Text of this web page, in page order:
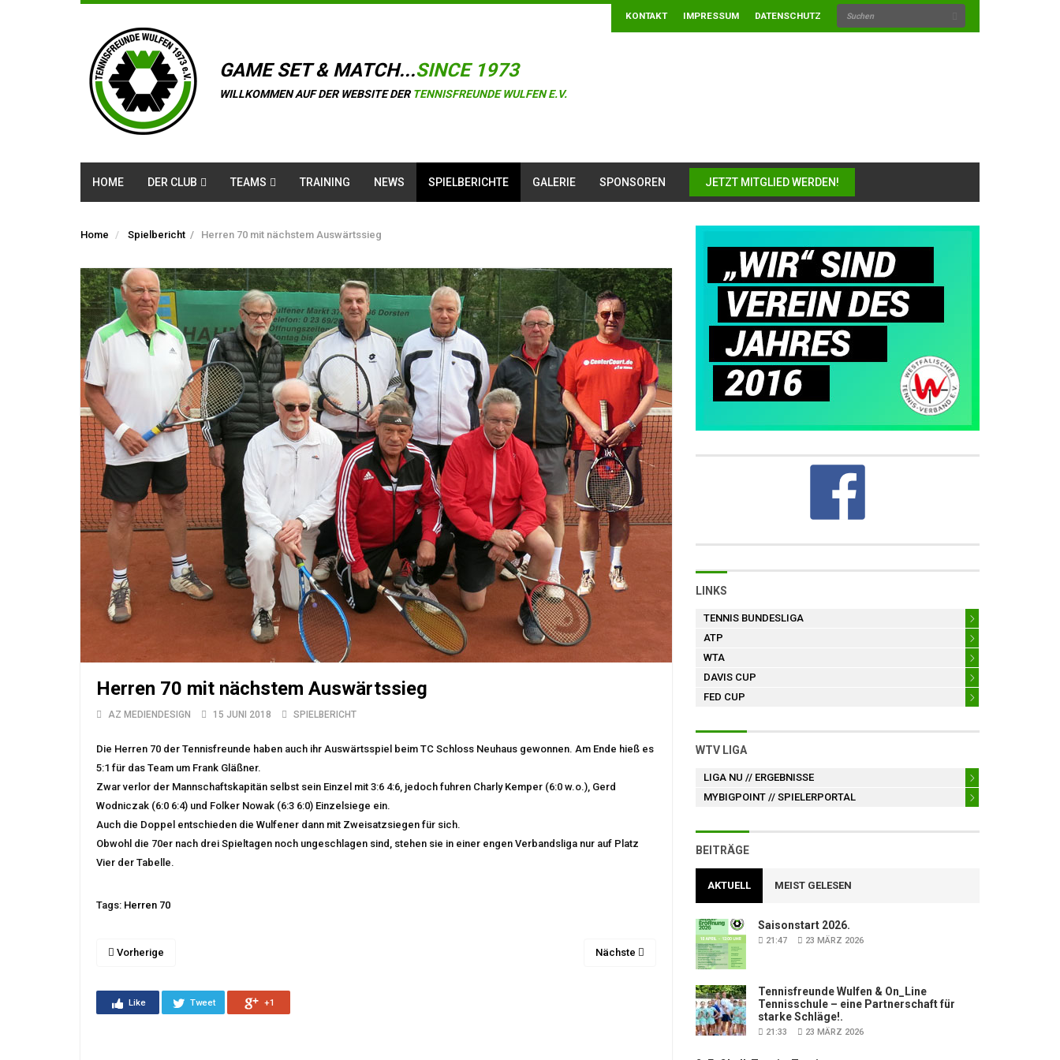
KONTAKT IMPRESSUM DATENSCHUTZ
GAME SET & MATCH...SINCE 1973
WILLKOMMEN AUF DER WEBSITE DER TENNISFREUNDE WULFEN E.V.
HOME DER CLUB TEAMS TRAINING NEWS SPIELBERICHTE GALERIE SPONSOREN JETZT MITGLIED WERDEN!
Home Spielbericht / Herren 70 mit nächstem Auswärtssieg
Herren 70 mit nächstem Auswärtssieg
AZ MEDIENDESIGN 15 JUNI 2018 SPIELBERICHT
Die Herren 70 der Tennisfreunde haben auch ihr Auswärtsspiel beim TC Schloss Neuhaus gewonnen. Am Ende hieß es
5:1 für das Team um Frank Gläßner.
Zwar verlor der Mannschaftskapitän selbst sein Einzel mit 3:6 4:6, jedoch fuhren Charly Kemper (6:0 w.o.), Gerd
Wodniczak (6:0 6:4) und Folker Nowak (6:3 6:0) Einzelsiege ein.
Auch die Doppel entschieden die Wulfener dann mit Zweisatzsiegen für sich.
Obwohl die 70er nach drei Spieltagen noch ungeschlagen sind, stehen sie in einer engen Verbandsliga nur auf Platz
Vier der Tabelle.
Tags: Herren 70
Vorherige Nächste
Like Tweet +1
LINKS
TENNIS BUNDESLIGA
ATP
WTA
DAVIS CUP
FED CUP
WTV LIGA
LIGA NU // ERGEBNISSE
MYBIGPOINT // SPIELERPORTAL
BEITRÄGE
AKTUELL MEIST GELESEN
Saisonstart 2026.
21:47 23 MÄRZ 2026
Tennisfreunde Wulfen & On_Line
Tennisschule – eine Partnerschaft für
starke Schläge!.
21:33 23 MÄRZ 2026